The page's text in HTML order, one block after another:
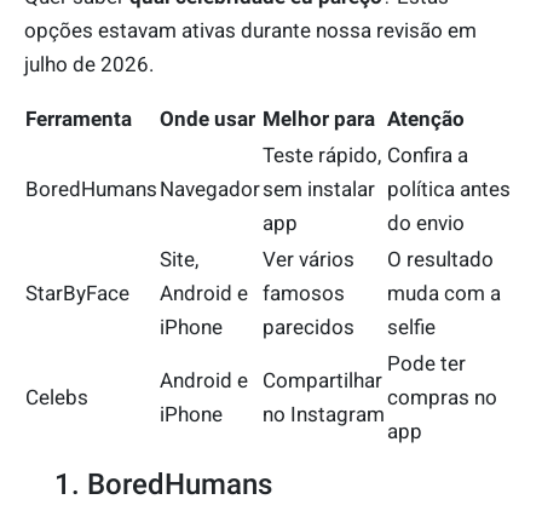
opções estavam ativas durante nossa revisão em
julho de 2026.
Ferramenta Onde usar Melhor para Atenção
BoredHumans Navegador
Teste rápido,
sem instalar
app
Confira a
política antes
do envio
StarByFace
Site,
Android e
iPhone
Ver vários
famosos
parecidos
O resultado
muda com a
selfie
Celebs
Android e
iPhone
Compartilhar
no Instagram
Pode ter
compras no
app
1. BoredHumans